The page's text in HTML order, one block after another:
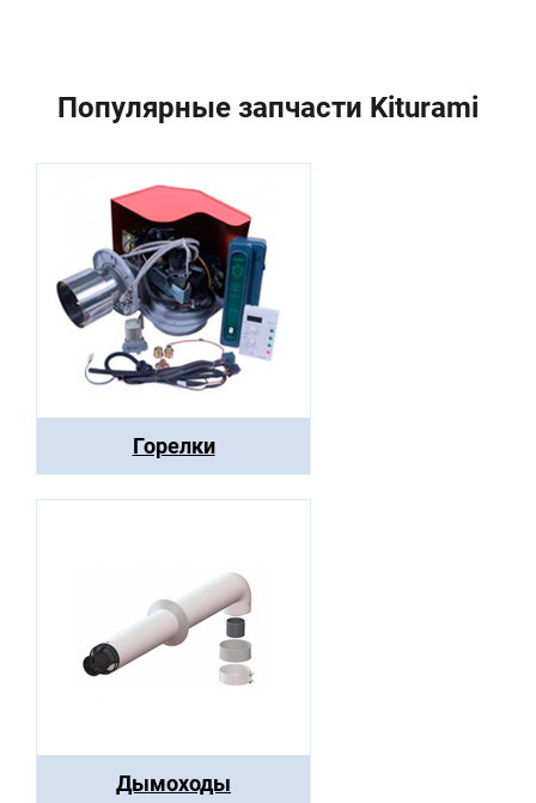
Популярные запчасти Kiturami
Горелки
Дымоходы